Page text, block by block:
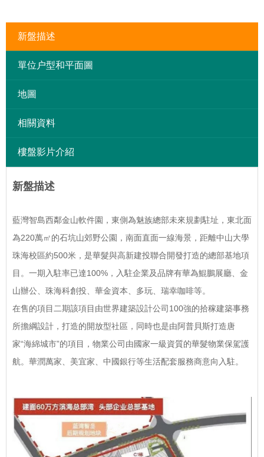
新盤描述
單位户型和平面圖
地圖
相關資料
樓盤影片介紹
新盤描述
藍灣智島西鄰金山軟件園，東側為魅族總部未來規劃駐址，東北面
為220萬㎡的石坑山郊野公園，南面直面一線海景，距離中山大學
珠海校區約500米，是華髮與高新建投聯合開發打造的總部基地項
目。一期入駐率已達100%，入駐企業及品牌有華為鯤鵬展廳、金
山辦公、珠海科創投、華金資本、多玩、瑞幸咖啡等。
在售的項目二期該項目由世界建築設計公司100強的拾稼建築事務
所擔綱設計，打造的開放型社區，同時也是由阿普貝斯打造唐
家“海綿城市”的項目，物業公司由國家一級資質的華髮物業保駕護
航。華潤萬家、美宜家、中國銀行等生活配套服務商意向入駐。